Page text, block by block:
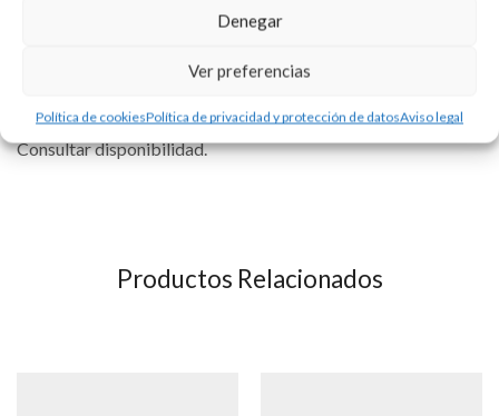
Denegar
Ver preferencias
Política de cookiesPolítica de privacidad y protección de datosAviso legal
Medida aproximada 19 mm.
Se puede personalizar con la tipografía que usted elija. Precio
Consultar disponibilidad.
Productos Relacionados